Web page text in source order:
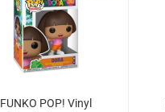
FUNKO POP! Vinyl